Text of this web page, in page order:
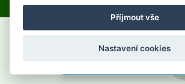
Příjmout vše
Nastavení cookies